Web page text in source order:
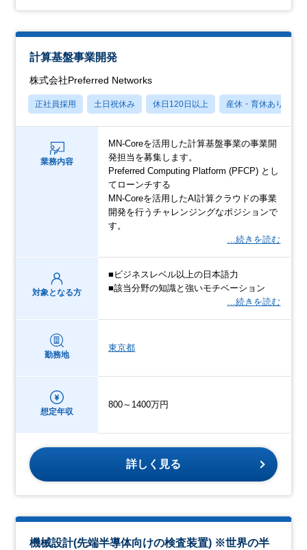
計算基盤事業開発
株式会社Preferred Networks
正社員採用 土日祝休み 休日120日以上 産休・育休あり
業務内容
MN-Coreを活用した計算基盤事業の事業開
発担当を募集します。
Preferred Computing Platform (PFCP) とし
てローンチする
MN-Coreを活用したAI計算クラウドの事業
開発を行うチャレンジングなポジションで
す。
…続きを読む
対象となる方
■ビジネスレベル以上の日本語力
■該当分野の知識と強いモチベーション
…続きを読む
勤務地
東京都
想定年収
800～1400万円
詳しく見る
機械設計(先端半導体向けの検査装置) ※世界の半